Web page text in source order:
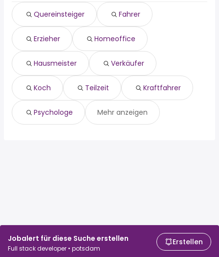
Jobalert für diese Suche erstellen
Full stack developer • potsdam
Erstellen
Kleinmachnow
Nauen
Stahnsdorf
Beelitz
Brieselang
hausmeister
verkäufer
koch
teilzeit
kraftfahrer
Quereinsteiger Fahrer
Erzieher Homeoffice
Hausmeister Verkäufer
Koch Teilzeit Kraftfahrer
Psychologe Mehr anzeigen